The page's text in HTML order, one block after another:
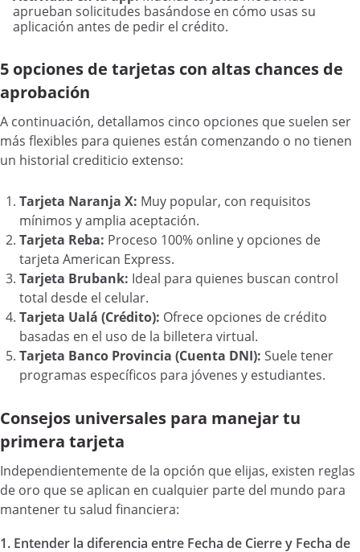
aprueban solicitudes basándose en cómo usas su
aplicación antes de pedir el crédito.
5 opciones de tarjetas con altas chances de
aprobación
A continuación, detallamos cinco opciones que suelen ser
más flexibles para quienes están comenzando o no tienen
un historial crediticio extenso:
Tarjeta Naranja X: Muy popular, con requisitos
mínimos y amplia aceptación.
Tarjeta Reba: Proceso 100% online y opciones de
tarjeta American Express.
Tarjeta Brubank: Ideal para quienes buscan control
total desde el celular.
Tarjeta Ualá (Crédito): Ofrece opciones de crédito
basadas en el uso de la billetera virtual.
Tarjeta Banco Provincia (Cuenta DNI): Suele tener
programas específicos para jóvenes y estudiantes.
Consejos universales para manejar tu
primera tarjeta
Independientemente de la opción que elijas, existen reglas
de oro que se aplican en cualquier parte del mundo para
mantener tu salud financiera:
1. Entender la diferencia entre Fecha de Cierre y Fecha de